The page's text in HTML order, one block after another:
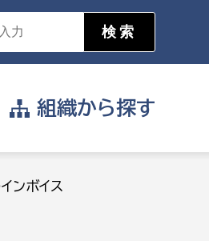
組織から探す
ンボイス